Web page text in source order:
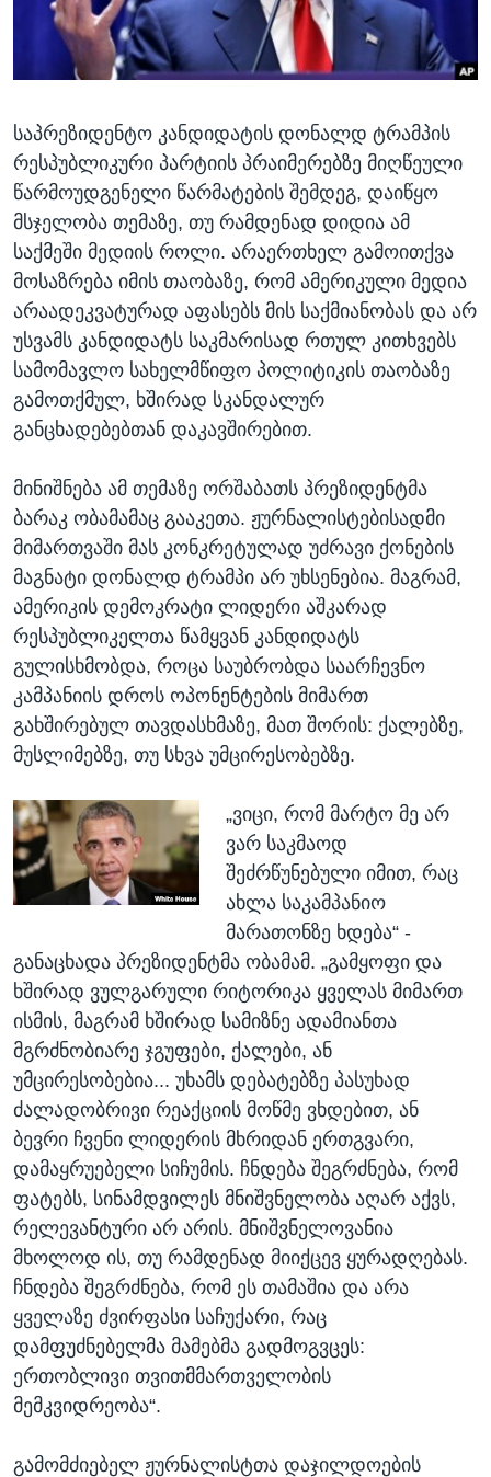
ᲡᲢᲣᲓᲘᲐ ᲕᲐᲨᲘᲜᲒᲢᲝᲜᲘ
ᲔᲙᲝᲜᲝᲛᲘᲙᲐ
ᲯᲐᲜᲛᲠᲗᲔᲚᲝᲑᲐ
ᲘᲜᲢᲔᲠᲕᲘᲣ
ᲙᲣᲚᲢᲣᲠᲐ
ᲒᲐᲚᲘᲚᲔᲝ
ᲓᲔᲖᲘᲜᲤᲝᲠᲛᲐᲪᲘᲐ
Learning English
ენები
საპრეზიდენტო კანდიდატის დონალდ ტრამპის
რესპუბლიკური პარტიის პრაიმერებზე მიღწეული
წარმოუდგენელი წარმატების შემდეგ, დაიწყო
მსჯელობა თემაზე, თუ რამდენად დიდია ამ
საქმეში მედიის როლი. არაერთხელ გამოითქვა
მოსაზრება იმის თაობაზე, რომ ამერიკული მედია
არაადეკვატურად აფასებს მის საქმიანობას და არ
უსვამს კანდიდატს საკმარისად რთულ კითხვებს
სამომავლო სახელმწიფო პოლიტიკის თაობაზე
გამოთქმულ, ხშირად სკანდალურ
განცხადებებთან დაკავშირებით.
მინიშნება ამ თემაზე ორშაბათს პრეზიდენტმა
ბარაკ ობამამაც გააკეთა. ჟურნალისტებისადმი
მიმართვაში მას კონკრეტულად უძრავი ქონების
მაგნატი დონალდ ტრამპი არ უხსენებია. მაგრამ,
ამერიკის დემოკრატი ლიდერი აშკარად
რესპუბლიკელთა წამყვან კანდიდატს
გულისხმობდა, როცა საუბრობდა საარჩევნო
კამპანიის დროს ოპონენტების მიმართ
გახშირებულ თავდასხმაზე, მათ შორის: ქალებზე,
მუსლიმებზე, თუ სხვა უმცირესობებზე.
„ვიცი, რომ მარტო მე არ
ვარ საკმაოდ
შეძრწუნებული იმით, რაც
ახლა საკამპანიო
მარათონზე ხდება“ -
განაცხადა პრეზიდენტმა ობამამ. „გამყოფი და
ხშირად ვულგარული რიტორიკა ყველას მიმართ
ისმის, მაგრამ ხშირად სამიზნე ადამიანთა
მგრძნობიარე ჯგუფები, ქალები, ან
უმცირესობებია... უხამს დებატებზე პასუხად
ძალადობრივი რეაქციის მოწმე ვხდებით, ან
ბევრი ჩვენი ლიდერის მხრიდან ერთგვარი,
დამაყრუებელი სიჩუმის. ჩნდება შეგრძნება, რომ
ფატებს, სინამდვილეს მნიშვნელობა აღარ აქვს,
რელევანტური არ არის. მნიშვნელოვანია
მხოლოდ ის, თუ რამდენად მიიქცევ ყურადღებას.
ჩნდება შეგრძნება, რომ ეს თამაშია და არა
ყველაზე ძვირფასი საჩუქარი, რაც
დამფუძნებელმა მამებმა გადმოგვცეს:
ერთობლივი თვითმმართველობის
მემკვიდრეობა“.
გამომძიებელ ჟურნალისტთა დაჯილდოების